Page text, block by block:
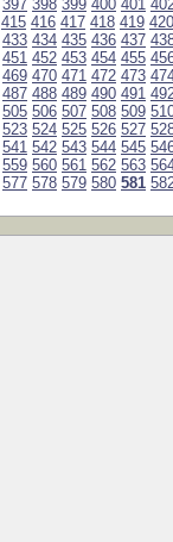
397 398 399 400 401
415 416 417 418 419 420
433 434 435 436 437
451 452 453 454 455
469 470 471 472 473
487 488 489 490 491
505 506 507 508 509
523 524 525 526 527
541 542 543 544 545
559 560 561 562 563
577 578 579 580 581